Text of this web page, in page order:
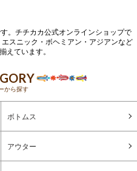
。チチカカ公式オンラインショップで
スニック・ボヘミアン・アジアンなど
えています。
から探す
ボトムス
アウター